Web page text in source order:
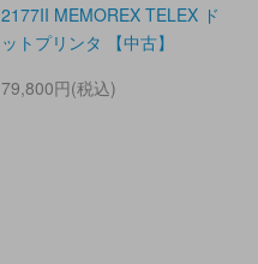
2177II MEMOREX TELEX ド
ットプリンタ 【中古】
79,800円(税込)